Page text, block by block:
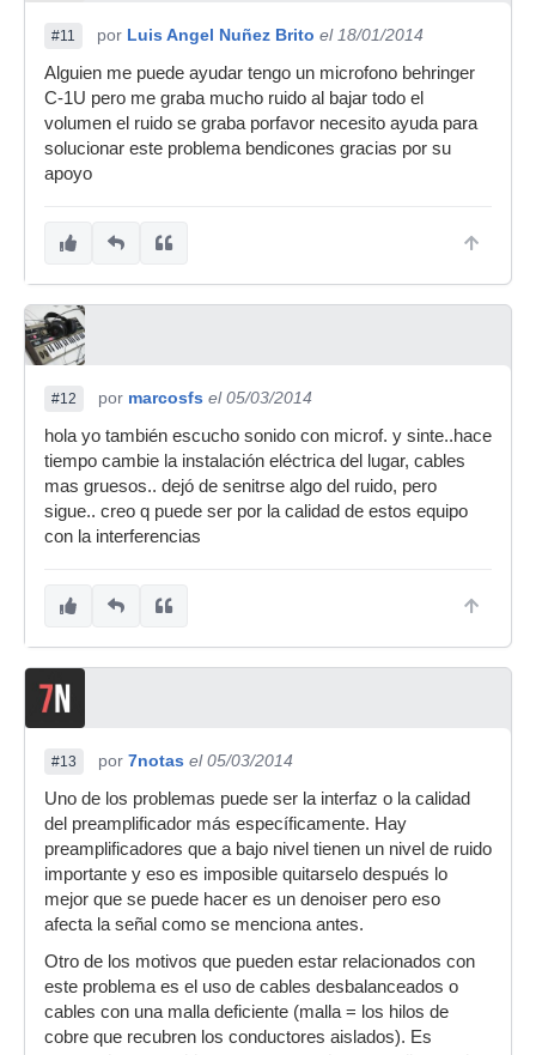
#11 por Luis Angel Nuñez Brito el 18/01/2014
Alguien me puede ayudar tengo un microfono behringer
C-1U pero me graba mucho ruido al bajar todo el
volumen el ruido se graba porfavor necesito ayuda para
solucionar este problema bendicones gracias por su
apoyo
#12 por marcosfs el 05/03/2014
hola yo también escucho sonido con microf. y sinte..hace
tiempo cambie la instalación eléctrica del lugar, cables
mas gruesos.. dejó de senitrse algo del ruido, pero
sigue.. creo q puede ser por la calidad de estos equipo
con la interferencias
#13 por 7notas el 05/03/2014
Uno de los problemas puede ser la interfaz o la calidad
del preamplificador más específicamente. Hay
preamplificadores que a bajo nivel tienen un nivel de ruido
importante y eso es imposible quitarselo después lo
mejor que se puede hacer es un denoiser pero eso
afecta la señal como se menciona antes.
Otro de los motivos que pueden estar relacionados con
este problema es el uso de cables desbalanceados o
cables con una malla deficiente (malla = los hilos de
cobre que recubren los conductores aislados). Es